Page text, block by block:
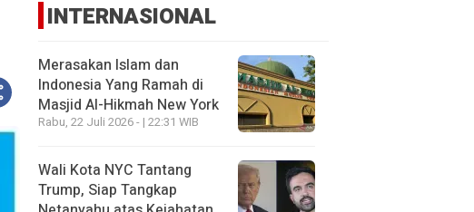
INTERNASIONAL
Merasakan Islam dan
Indonesia Yang Ramah di
Masjid Al-Hikmah New York
Rabu, 22 Juli 2026 - | 22:31 WIB
Wali Kota NYC Tantang
Trump, Siap Tangkap